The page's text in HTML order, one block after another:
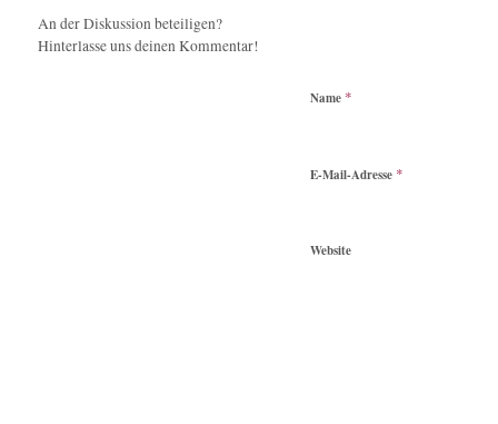
An der Diskussion beteiligen?
Hinterlasse uns deinen Kommentar!
Name *
E-Mail-Adresse *
Website